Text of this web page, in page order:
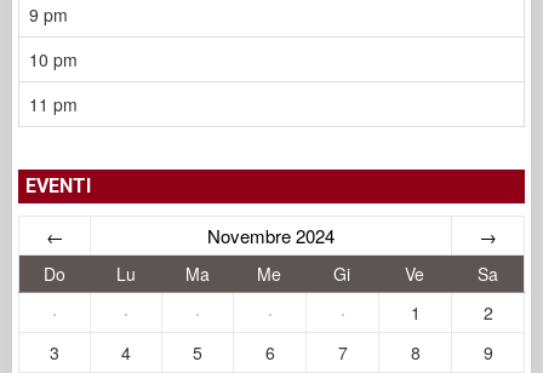
9 pm
10 pm
11 pm
EVENTI
← Novembre 2024 →
Do Lu Ma Me Gi Ve
Sa
·
· · · · 1
2
3
4 5 6 7 8 9